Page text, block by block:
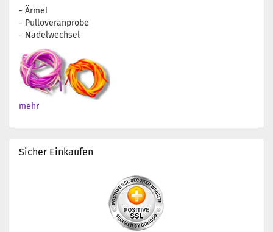
- Ärmel
- Pulloveranprobe
- Nadelwechsel
mehr
Sicher Einkaufen